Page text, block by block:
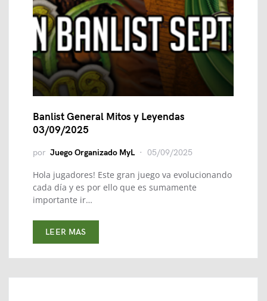
Banlist General Mitos y Leyendas
03/09/2025
por Juego Organizado MyL 05/09/2025
Hola jugadores! Este gran juego va evolucionando
cada día y es por ello que es sumamente
importante ir…
LEER MAS